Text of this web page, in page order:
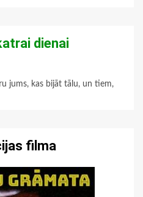
dienai
jums, kas bijāt tālu, un tiem,
filma